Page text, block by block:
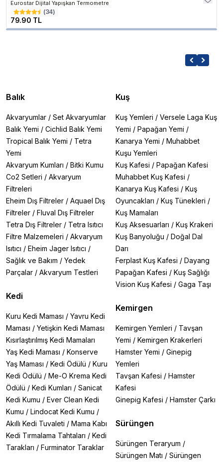
Eurostar Dijital Yapışkan Termometre
(34)
79.90 TL
Balık
Akvaryumlar / Set Akvaryumlar
Balık Yemi / Cichlid Balık Yemi
Tropical Balık Yemi / Tetra
Yemi
Akvaryum Kumları / Bitki Kumu
Co2 Setleri / Akvaryum
Filtreleri
Eheim Dış Filtreler / Aquael Dış
Filtreler / Fluval Dış Filtreler
Tetra Dış Filtreler / Tetra Isıtıcı
Filtre Malzemeleri / Akvaryum
Isıtıcı / Eheim Jager Isıtıcı /
Sağlık ve Bakım / Yedek
Parçalar / Akvaryum Testleri
Kedi
Kuru Kedi Maması / Yavru Kedi
Maması / Yetişkin Kedi Maması
Kısırlaştırılmış Kedi Mamaları
Yaş Kedi Maması / Konserve
Yaş Maması / Kedi Ödülü / Kuru
Kedi Ödülü / Me-O Krema Kedi
Ödülü / Kedi Kumları / Sanicat
Kedi Kumu / Ever Clean Kedi
Kumu / Lindocat Kedi Kumu /
Akıllı Kedi Tuvaleti / Mama Kabı
Kedi Tırmalama Tahtaları / Kedi
Tarakları / Furminator Taraklar
Kuş
Kuş Yemleri / Versele Laga Kuş
Yemi / Papağan Yemi /
Kanarya Yemi / Muhabbet
Kuşu Yemleri
Kuş Kafesi / Papağan Kafesi
Muhabbet Kuş Kafesi /
Kanarya Kuş Kafesi / Kuş
Oyuncakları / Kuş Tünekleri /
Kuş Mamaları
Kuş Aksesuarları / Kuş Krakeri
Kuş Banyoluğu / Doğal Dal
Darı
Ferplast Kuş Kafesi / Dayang
Papağan Kafesi / Kuş Sağlığı
Vision Kuş Kafesi / Gaga Taşı
Kemirgen
Kemirgen Yemleri / Tavşan
Yemi / Kemirgen Krakerleri
Hamster Yemi / Ginepig
Yemleri
Tavşan Kafesi / Hamster
Kafesi
Ginepig Kafesi / Hamster Çarkı
Sürüngen
Sürüngen Teraryum /
Sürüngen Matı / Sürüngen